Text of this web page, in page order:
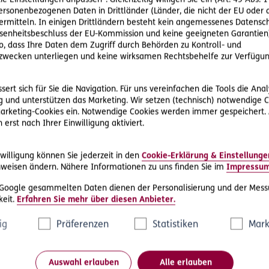
Daten in Drittländer (Länder, die nicht der EU oder
In einigen Drittländern besteht kein angemessenes
der EU-Kommission und keine geeigneten
dass Ihre Daten dem Zugriff durch Behörden zu Kontroll- und
unterliegen und keine wirksamen Rechtsbehelfe zur
sich für Sie die Navigation. Für uns vereinfachen die Tools die
und unterstützen das Marketing. Wir setzen (technisch) notwendige
Cookies ein. Notwendige Cookies werden immer
erst nach Ihrer Einwilligung aktiviert.
können Sie jederzeit in den Cookie-Erklärung &
ändern. Nähere Informationen zu uns finden Sie im
gesammelten Daten dienen der Personalisierung und der
Erfahren Sie mehr über diesen Anbieter.
Präferenzen Statistiken
Auswahl erlauben Alle erlauben
Rechtsschutz-
D.A.S. Direkthilfe®
Sie benötigen ein Schreiben an die
außergerichtliche Lösung an
Rechtsschutzfall melden